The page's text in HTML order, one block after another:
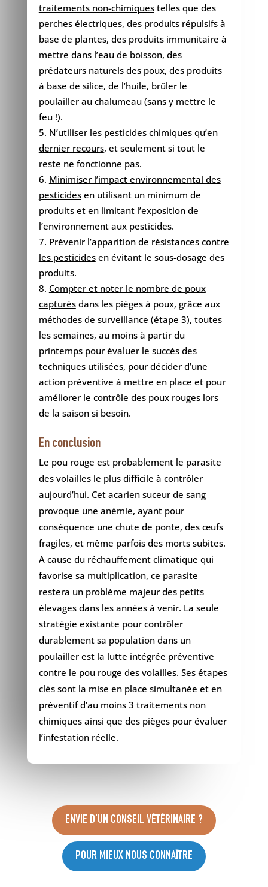
traitements non-chimiquestelles que des
perches électriques, des produits répulsifs à
base de plantes, des produits immunitaire à
mettre dans l’eau de boisson, des
prédateurs naturels des poux, des produits
à base de silice, de l’huile, brûler le
poulailler au chalumeau (sans y mettre le
feu !).
N’utiliser les pesticides chimiques qu’en
dernier recours, et seulement si tout le
reste ne fonctionne pas.
Minimiser l’impact environnemental des
pesticidesen utilisant un minimum de
produits et en limitant l’exposition de
l’environnement aux pesticides.
Prévenir l’apparition de résistances contre
les pesticidesen évitant le sous-dosage des
produits.
Compter et noter le nombre de poux
capturésdans les pièges à poux, grâce aux
méthodes de surveillance (étape 3), toutes
les semaines, au moins à partir du
printemps pour évaluer le succès des
techniques utilisées, pour décider d’une
action préventive à mettre en place et pour
améliorer le contrôle des poux rouges lors
de la saison si besoin.
En conclusion
Le pou rouge est probablement le parasite
des volailles le plus difficile à contrôler
aujourd’hui. Cet acarien suceur de sang
provoque une anémie, ayant pour
conséquence une chute de ponte, des œufs
fragiles, et même parfois des morts subites.
A cause du réchauffement climatique qui
favorise sa multiplication, ce parasite
restera un problème majeur des petits
élevages dans les années à venir. La seule
stratégie existante pour contrôler
durablement sa population dans un
poulailler est la lutte intégrée préventive
contre le pou rouge des volailles. Ses étapes
clés sont la mise en place simultanée et en
préventif d’au moins 3 traitements non
chimiques ainsi que des pièges pour évaluer
l’infestation réelle.
ENVIE D’UN CONSEIL VÉTÉRINAIRE ?
POUR MIEUX NOUS CONNAÎTRE